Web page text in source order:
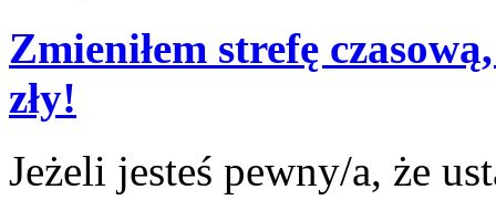
Zmieniłem strefę
zły!
Jeżeli jesteś pewny/a, że